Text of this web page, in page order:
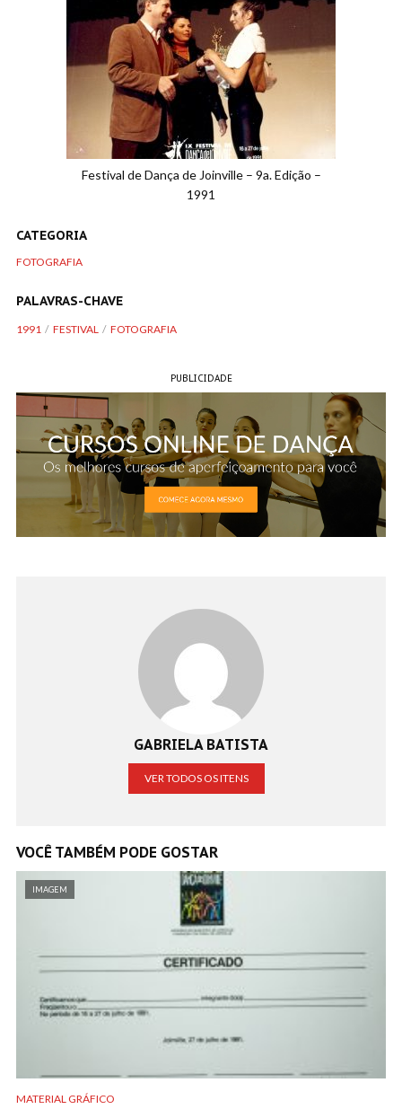
Festival de Dança de Joinville – 9a. Edição –
1991
CATEGORIA
FOTOGRAFIA
PALAVRAS-CHAVE
1991 FESTIVAL FOTOGRAFIA
PUBLICIDADE
GABRIELA BATISTA
VER TODOS OS ITENS
VOCÊ TAMBÉM PODE GOSTAR
IMAGEM
MATERIAL GRÁFICO